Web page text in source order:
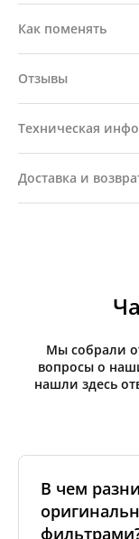
Как поменять
Отзывы
Техническая
Доставка и
Мы собрали
вопросы о
нашли здесь
В чем